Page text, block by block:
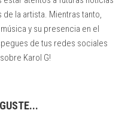
la artista. Mientras tanto,
y su presencia en el
de tus redes sociales
Karol G!